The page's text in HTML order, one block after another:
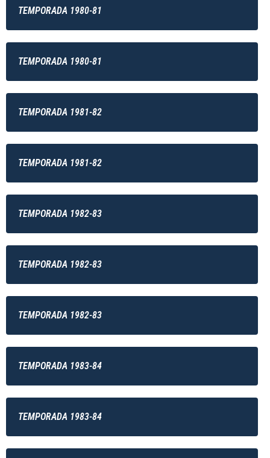
TEMPORADA 1980-81
TEMPORADA 1980-81
TEMPORADA 1981-82
TEMPORADA 1981-82
TEMPORADA 1982-83
TEMPORADA 1982-83
TEMPORADA 1982-83
TEMPORADA 1983-84
TEMPORADA 1983-84